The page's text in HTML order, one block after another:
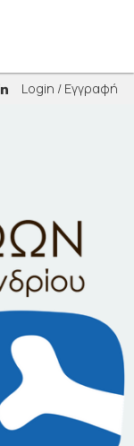
Login / Εγγραφή